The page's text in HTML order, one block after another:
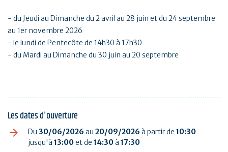
- du Jeudi au Dimanche du 2 avril au 28 juin et du 24 septembre
au 1er novembre 2026
- le lundi de Pentecôte de 14h30 à 17h30
- du Mardi au Dimanche du 30 juin au 20 septembre
Les dates d'ouverture
Du 30/06/2026 au 20/09/2026 à partir de 10:30
jusqu'à 13:00et de 14:30à 17:30